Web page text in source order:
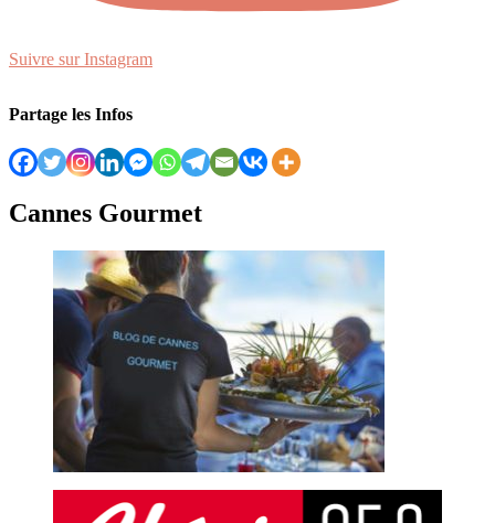
Suivre sur Instagram
Partage les Infos
Cannes Gourmet